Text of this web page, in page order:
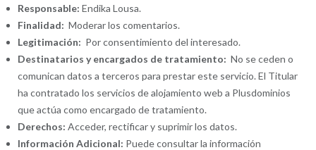
Responsable: Endika Lousa.
Finalidad: Moderar los comentarios.
Legitimación: Por consentimiento del interesado.
Destinatarios y encargados de tratamiento: No se ceden o
comunican datos a terceros para prestar este servicio. El Titular
ha contratado los servicios de alojamiento web a Plusdominios
que actúa como encargado de tratamiento.
Derechos: Acceder, rectificar y suprimir los datos.
Información Adicional: Puede consultar la información